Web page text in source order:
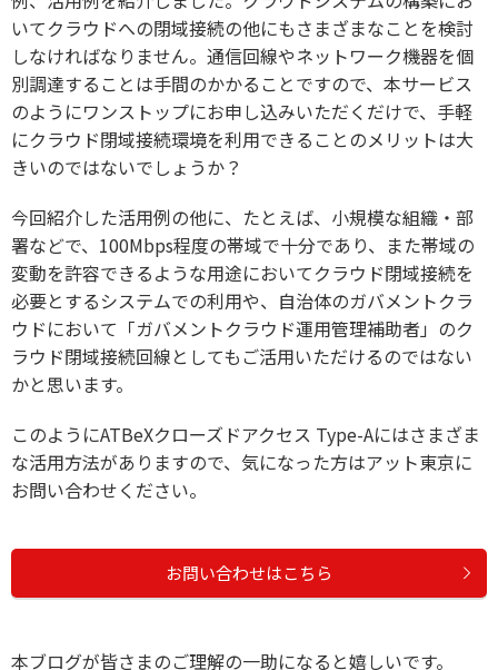
いてクラウドへの閉域接続の他にもさまざまなことを検討
しなければなりません。通信回線やネットワーク機器を個
別調達することは手間のかかることですので、本サービス
のようにワンストップにお申し込みいただくだけで、手軽
にクラウド閉域接続環境を利用できることのメリットは大
きいのではないでしょうか？
今回紹介した活用例の他に、たとえば、小規模な組織・部
署などで、100Mbps程度の帯域で十分であり、また帯域の
変動を許容できるような用途においてクラウド閉域接続を
必要とするシステムでの利用や、自治体のガバメントクラ
ウドにおいて「ガバメントクラウド運用管理補助者」のク
ラウド閉域接続回線としてもご活用いただけるのではない
かと思います。
このようにATBeXクローズドアクセス Type-Aにはさまざま
な活用方法がありますので、気になった方はアット東京に
お問い合わせください。
お問い合わせはこちら
本ブログが皆さまのご理解の一助になると嬉しいです。